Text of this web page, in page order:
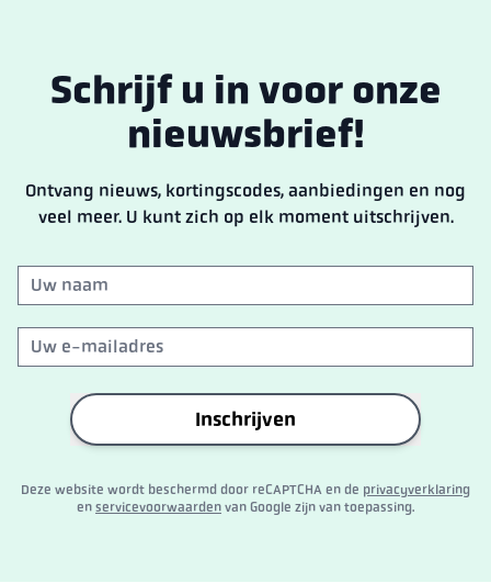
Schrijf u in voor onze
nieuwsbrief!
Ontvang nieuws, kortingscodes, aanbiedingen en nog
veel meer. U kunt zich op elk moment uitschrijven.
Inschrijven
Deze website wordt beschermd door reCAPTCHA en de privacyverklaring
en servicevoorwaarden van Google zijn van toepassing.